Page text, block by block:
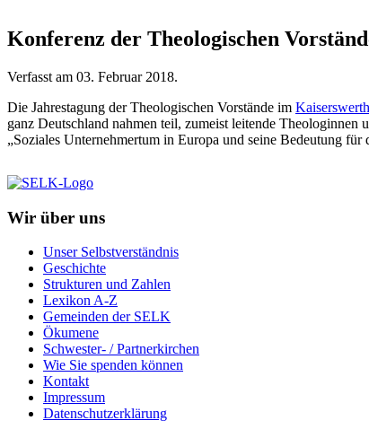
Konferenz der Theologischen
Verfasst am 03. Februar 2018.
Die Jahrestagung der Theologischen Vorstände im
ganz Deutschland nahmen teil, zumeist leitende Theologinnen
„Soziales Unternehmertum in Europa und seine Bedeutung
Wir über uns
Unser Selbstverständnis
Geschichte
Strukturen und Zahlen
Lexikon A-Z
Gemeinden der SELK
Ökumene
Schwester- / Partnerkirchen
Wie Sie spenden können
Kontakt
Impressum
Datenschutzerklärung